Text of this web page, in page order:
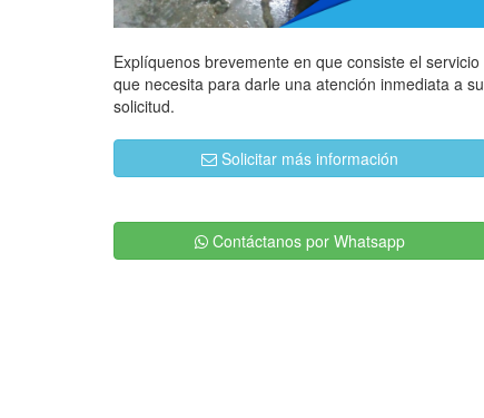
Explíquenos brevemente en que consiste el servicio
que necesita para darle una atención inmediata a su
solicitud.
Solicitar más información
Contáctanos por Whatsapp